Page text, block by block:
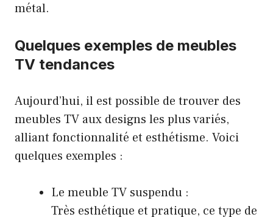
métal.
Quelques exemples de meubles
TV tendances
Aujourd’hui, il est possible de trouver des
meubles TV aux designs les plus variés,
alliant fonctionnalité et esthétisme. Voici
quelques exemples :
Le meuble TV suspendu :
Très esthétique et pratique, ce type de